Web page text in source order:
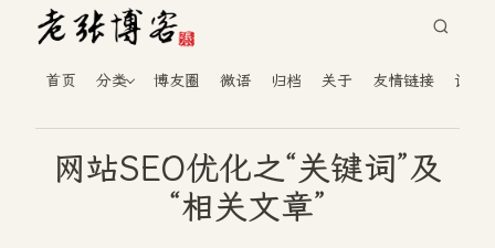
首页 分类 博友圈 微语 归档 关于 友情链接 读者
网站SEO优化之“关键词”及
“相关文章”